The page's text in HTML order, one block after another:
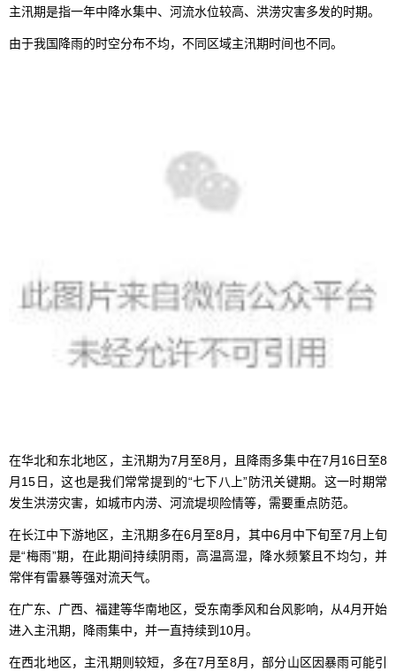
主汛期是指一年中降水集中、河流水位较高、洪涝灾害多发的时期。
由于我国降雨的时空分布不均，不同区域主汛期时间也不同。
在华北和东北地区，主汛期为7月至8月，且降雨多集中在7月16日至8
月15日，这也是我们常常提到的“七下八上”防汛关键期。这一时期常
发生洪涝灾害，如城市内涝、河流堤坝险情等，需要重点防范。
在长江中下游地区，主汛期多在6月至8月，其中6月中下旬至7月上旬
是“梅雨”期，在此期间持续阴雨，高温高湿，降水频繁且不均匀，并
常伴有雷暴等强对流天气。
在广东、广西、福建等华南地区，受东南季风和台风影响，从4月开始
进入主汛期，降雨集中，并一直持续到10月。
在西北地区，主汛期则较短，多在7月至8月，部分山区因暴雨可能引